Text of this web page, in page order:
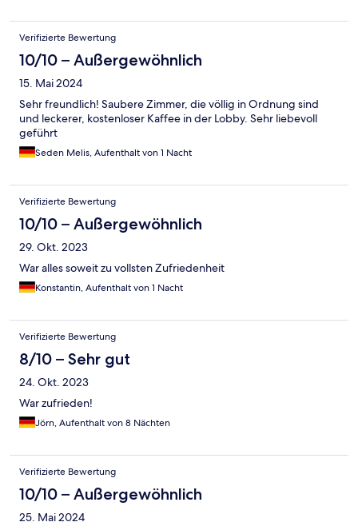
Verifizierte Bewertung
10/10 – Außergewöhnlich
15. Mai 2024
Sehr freundlich! Saubere Zimmer, die völlig in Ordnung sind
und leckerer, kostenloser Kaffee in der Lobby. Sehr liebevoll
geführt
Seden Melis, Aufenthalt von 1 Nacht
Verifizierte Bewertung
10/10 – Außergewöhnlich
29. Okt. 2023
War alles soweit zu vollsten Zufriedenheit
Konstantin, Aufenthalt von 1 Nacht
Verifizierte Bewertung
8/10 – Sehr gut
24. Okt. 2023
War zufrieden!
Jörn, Aufenthalt von 8 Nächten
Verifizierte Bewertung
10/10 – Außergewöhnlich
25. Mai 2024